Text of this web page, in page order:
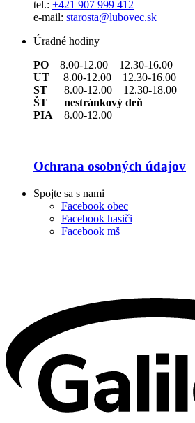
tel.: +421 907 999 412
e-mail: starosta@lubovec.sk
Úradné hodiny
PO 8.00-12.00 12.30-16.00
UT 8.00-12.00 12.30-16.00
ST 8.00-12.00 12.30-18.00
ŠT nestránkový deň
PIA 8.00-12.00
Ochrana osobných údajov
Spojte sa s nami
Facebook obec
Facebook hasiči
Facebook mš